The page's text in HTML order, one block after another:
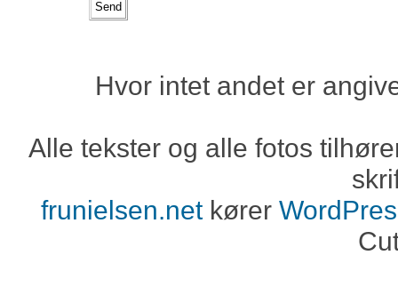
Hvor intet andet er
Alle tekster og alle fotos
frunielsen.netkører